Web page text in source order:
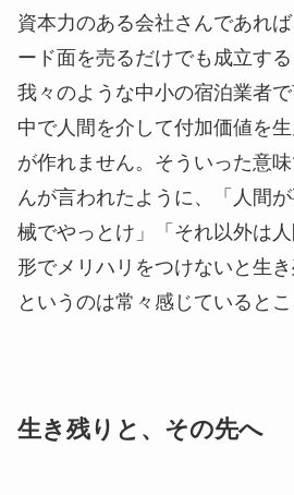
資本力のある会社さんであれ
ード面を売るだけでも成立する
我々のような中小の宿泊業者
中で人間を介して付加価値を
が作れません。そういった意
んが言われたように、「人間
械でやっとけ」「それ以外は
形でメリハリをつけないと生き
というのは常々感じているとこ
生き残りと、その先へ